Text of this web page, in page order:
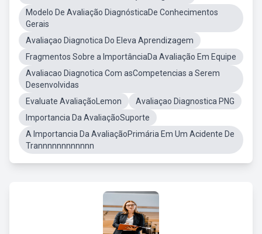
Modelo De Avaliação DiagnósticaDe Conhecimentos
Gerais
Avaliaçao Diagnotica Do Eleva Aprendizagem
Fragmentos Sobre a ImportânciaDa Avaliação Em Equipe
Avaliacao Diagnotica Com asCompetencias a Serem
Desenvolvidas
Evaluate AvaliaçãoLemon
Avaliaçao Diagnostica PNG
Importancia Da AvaliaçãoSuporte
A Importancia Da AvaliaçãoPrimária Em Um Acidente De
Trannnnnnnnnnnn